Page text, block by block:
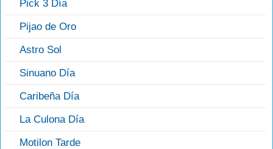
Pick 3 Día
Pijao de Oro
Astro Sol
Sinuano Día
Caribeña Día
La Culona Día
Motilon Tarde